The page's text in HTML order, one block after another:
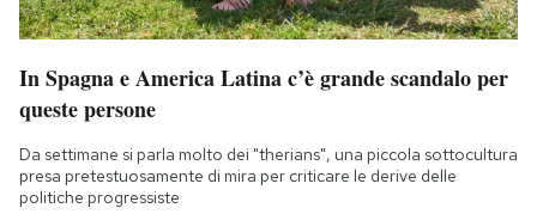
In Spagna e America Latina c’è grande scandalo per
queste persone
Da settimane si parla molto dei "therians", una piccola sottocultura
presa pretestuosamente di mira per criticare le derive delle
politiche progressiste